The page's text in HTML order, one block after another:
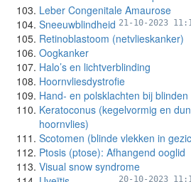
Leber Congenitale Amaurose
Sneeuwblindheid 21-10-2023
Retinoblastoom (netvlieskanker)
Oogkanker
Halo’s en lichtverblinding
Hoornvliesdystrofie
Hand- en polsklachten bij
Keratoconus (kegelvormig en
hoornvlies)
Scotomen (blinde vlekken in
Ptosis (ptose): Afhangend ooglid
Visual snow syndrome
20-10-2023